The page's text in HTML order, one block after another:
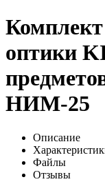
оптики
НИМ-25
Описание
Файлы
Отзывы